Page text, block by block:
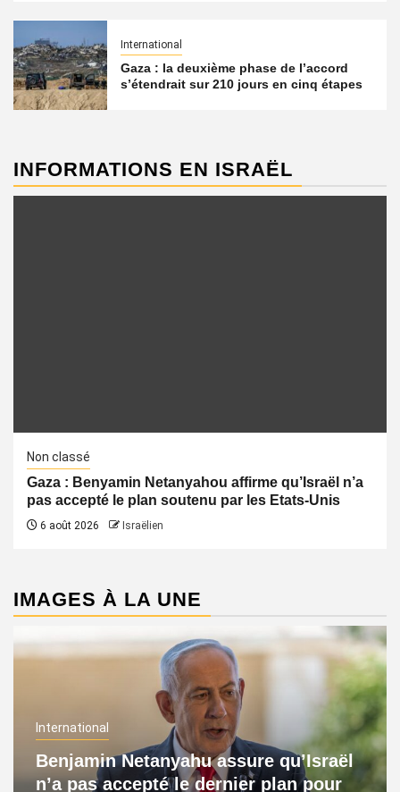
International
Gaza : la deuxième phase de l’accord
s’étendrait sur 210 jours en cinq étapes
INFORMATIONS EN ISRAËL
Non classé
Gaza : Benyamin Netanyahou affirme qu’Israël n’a
pas accepté le plan soutenu par les Etats-Unis
6 août 2026 Israëlien
IMAGES À LA UNE
International
Benjamin Netanyahu assure qu’Israël
n’a pas accepté le dernier plan pour